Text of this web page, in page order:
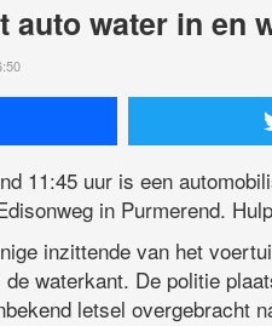
auto water in en
11:45 uur is een
in Purmerend.
inzittende van het
waterkant. De politie
letsel overgebracht